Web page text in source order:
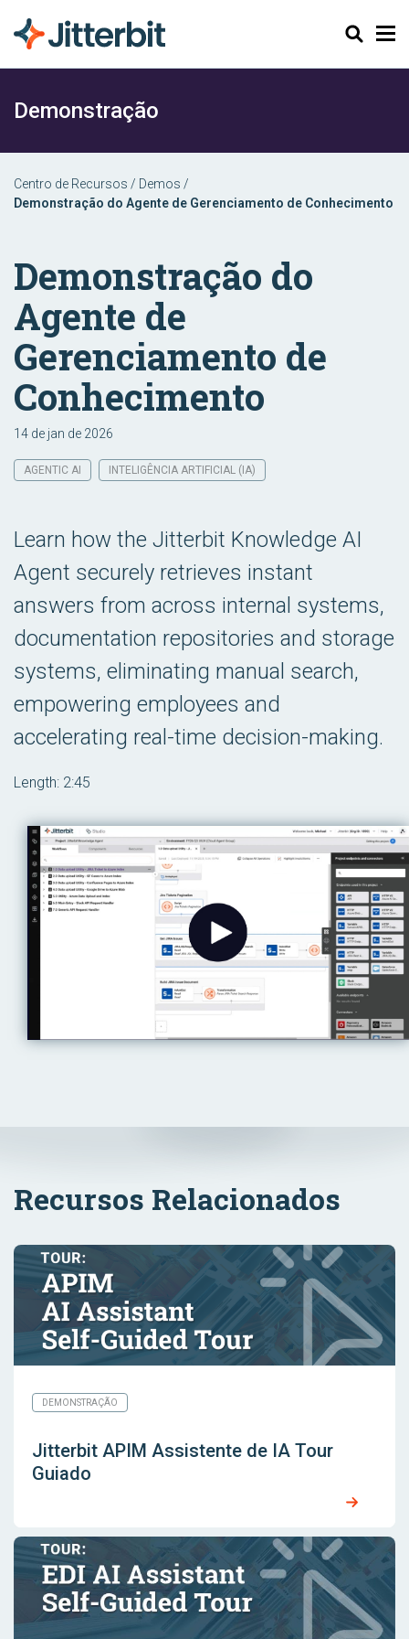
Pesquisar
Demonstração
Centro de Recursos / Demos /
Demonstração do Agente de Gerenciamento de Conhecimento
Demonstração do
Agente de
Gerenciamento de
Conhecimento
14 de jan de 2026
AGENTIC AI INTELIGÊNCIA ARTIFICIAL (IA)
Learn how the Jitterbit Knowledge AI
Agent securely retrieves instant
answers from across internal systems,
documentation repositories and storage
systems, eliminating manual search,
empowering employees and
accelerating real-time decision-making.
Length: 2:45
Recursos Relacionados
DEMONSTRAÇÃO
Jitterbit APIM Assistente de IA Tour
Guiado